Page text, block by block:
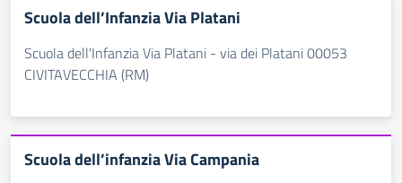
Scuola dell’Infanzia Via Platani
Scuola dell'Infanzia Via Platani - via dei Platani 00053
CIVITAVECCHIA (RM)
Scuola dell’infanzia Via Campania